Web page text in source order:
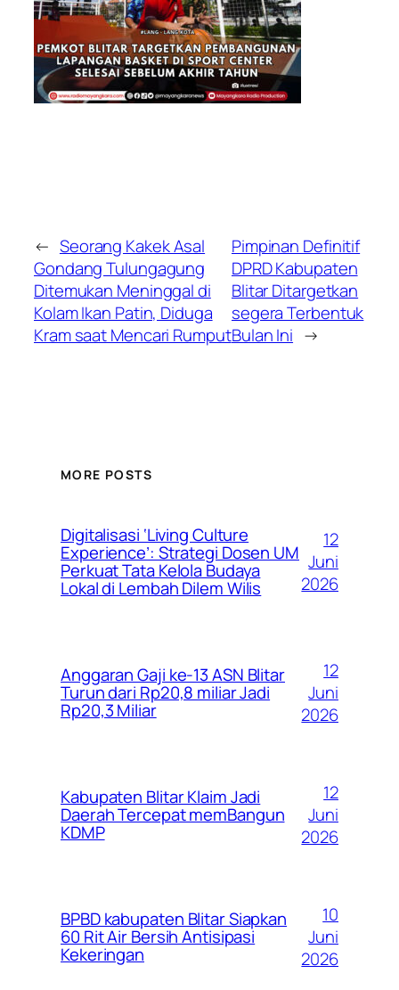
← Seorang Kakek Asal
Gondang Tulungagung
Ditemukan Meninggal di
Kolam Ikan Patin, Diduga
Kram saat Mencari Rumput
Pimpinan Definitif
DPRD Kabupaten
Blitar Ditargetkan
segera Terbentuk
Bulan Ini →
MORE POSTS
Digitalisasi ‘Living Culture
Experience’: Strategi Dosen UM
Perkuat Tata Kelola Budaya
Lokal di Lembah Dilem Wilis
12
Juni
2026
Anggaran Gaji ke-13 ASN Blitar
Turun dari Rp20,8 miliar Jadi
Rp20,3 Miliar
12
Juni
2026
Kabupaten Blitar Klaim Jadi
Daerah Tercepat memBangun
KDMP
12
Juni
2026
BPBD kabupaten Blitar Siapkan
60 Rit Air Bersih Antisipasi
Kekeringan
10
Juni
2026